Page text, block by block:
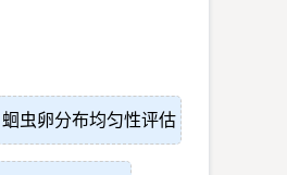
蛔虫卵分布均匀性评估